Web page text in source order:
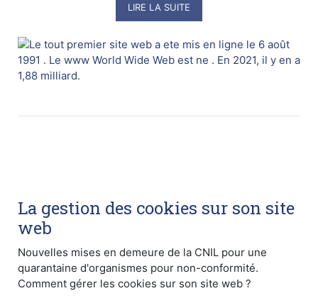
LIRE LA SUITE
La gestion des cookies sur son site
web
Nouvelles mises en demeure de la CNIL pour une
quarantaine d'organismes pour non-conformité.
Comment gérer les cookies sur son site web ?